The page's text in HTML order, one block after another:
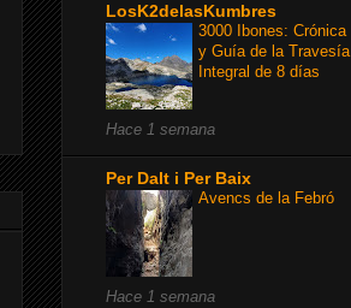
LosK2delasKumbres
3000 Ibones: Crónica
y Guía de la Travesía
Integral de 8 días
Hace 1 semana
Per Dalt i Per Baix
Avencs de la Febró
Hace 1 semana